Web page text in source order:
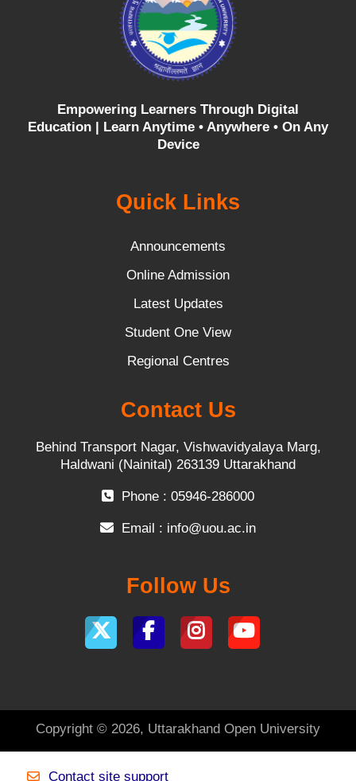
Empowering Learners Through Digital
Education | Learn Anytime • Anywhere • On Any
Device
Quick Links
Announcements
Online Admission
Latest Updates
Student One View
Regional Centres
Contact Us
Behind Transport Nagar, Vishwavidyalaya Marg,
Haldwani (Nainital) 263139 Uttarakhand
Phone : 05946-286000
Email : info@uou.ac.in
Follow Us
Copyright © 2026, Uttarakhand Open University
Contact site support